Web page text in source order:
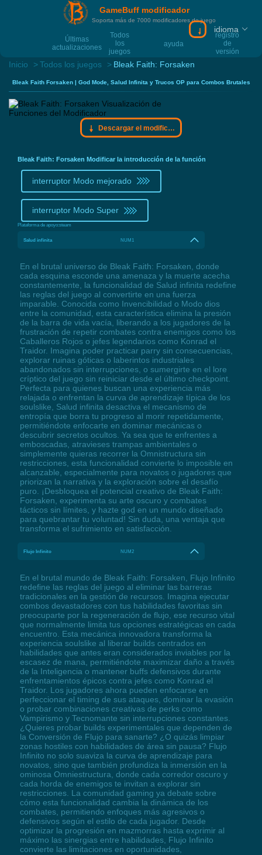
GameBuff modificador
Soporta más de 7000 modificadores de juego
Últimas
actualizaciones
Todos
los
juegos
ayuda
registro
de
versión
Descargar el
idioma
Inicio Todos los juegos Bleak Faith: Forsaken
Bleak Faith Forsaken | God Mode, Salud Infinita y Trucos OP para Combos Brutales
Descargar el modificador Gamebuff
Bleak Faith: Forsaken Modificar la introducción de la función
interruptor Modo mejorado
interruptor Modo Super
Plataforma de apoyo:steam
Salud infinita NUM1
En el brutal universo de Bleak Faith: Forsaken, donde
cada esquina esconde una amenaza y la muerte acecha
constantemente, la funcionalidad de Salud infinita redefine
las reglas del juego al convertirte en una fuerza
imparable. Conocida como Invencibilidad o Modo dios
entre la comunidad, esta característica elimina la presión
de la barra de vida vacía, liberando a los jugadores de la
frustración de repetir combates contra enemigos como los
Caballeros Rojos o jefes legendarios como Konrad el
Traidor. Imagina poder practicar parry sin consecuencias,
explorar ruinas góticas o laberintos industriales
abandonados sin interrupciones, o sumergirte en el lore
críptico del juego sin reiniciar desde el último checkpoint.
Perfecta para quienes buscan una experiencia más
relajada o enfrentan la curva de aprendizaje típica de los
soulslike, Salud infinita desactiva el mecanismo de
entropía que borra tu progreso al morir repetidamente,
permitiéndote enfocarte en dominar mecánicas o
descubrir secretos ocultos. Ya sea que te enfrentes a
emboscadas, atravieses trampas ambientales o
simplemente quieras recorrer la Omnistructura sin
restricciones, esta funcionalidad convierte lo imposible en
alcanzable, especialmente para novatos o jugadores que
priorizan la narrativa y la exploración sobre el desafío
puro. ¡Desbloquea el potencial creativo de Bleak Faith:
Forsaken, experimenta su arte oscuro y combates
tácticos sin límites, y hazte god en un mundo diseñado
para quebrantar tu voluntad! Sin duda, una ventaja que
transforma el sufrimiento en satisfacción.
Flujo Infinito NUM2
En el brutal mundo de Bleak Faith: Forsaken, Flujo Infinito
redefine las reglas del juego al eliminar las barreras
tradicionales en la gestión de recursos. Imagina ejecutar
combos devastadores con tus habilidades favoritas sin
preocuparte por la regeneración de flujo, ese recurso vital
que normalmente limita tus opciones estratégicas en cada
encuentro. Esta mecánica innovadora transforma la
experiencia soulslike al liberar builds centrados en
habilidades que antes eran considerados inviables por la
escasez de mana, permitiéndote maximizar daño a través
de la Inteligencia o mantener buffs defensivos durante
enfrentamientos épicos contra jefes como Konrad el
Traidor. Los jugadores ahora pueden enfocarse en
perfeccionar el timing de sus ataques, dominar la evasión
o probar combinaciones creativas de perks como
Vampirismo y Tecnomante sin interrupciones constantes.
¿Quieres probar builds experimentales que dependen de
la Conversión de Flujo para sanarte? ¿O quizás limpiar
zonas hostiles con habilidades de área sin pausa? Flujo
Infinito no solo suaviza la curva de aprendizaje para
novatos, sino que también profundiza la inmersión en la
ominosa Omniestructura, donde cada corredor oscuro y
cada horda de enemigos te invitan a explorar sin
restricciones. La comunidad gaming ya debate sobre
cómo esta funcionalidad cambia la dinámica de los
combates, permitiendo enfoques más agresivos o
defensivos según el estilo de cada jugador. Desde
optimizar la progresión en mazmorras hasta exprimir al
máximo las sinergias entre habilidades, Flujo Infinito
convierte las limitaciones en oportunidades,